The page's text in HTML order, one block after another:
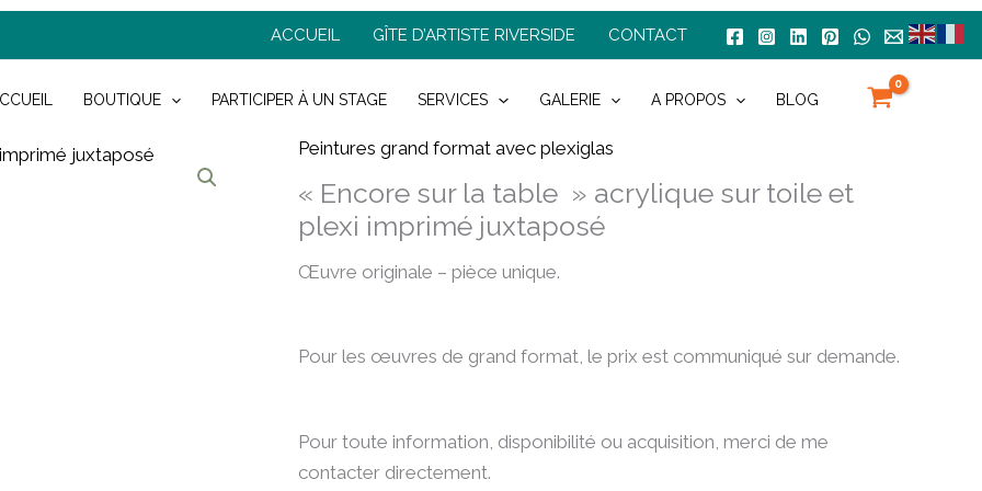
ACCUEIL GÎTE D’ARTISTE RIVERSIDE CONTACT
BOUTIQUE PARTICIPER À UN STAGE SERVICES GALERIE A PROPOS BLOG
Peintures grand format avec plexiglas
« Encore sur la table » acrylique sur toile et
plexi imprimé juxtaposé
Œuvre originale – pièce unique.
Pour les œuvres de grand format, le prix est communiqué sur demande.
Pour toute information, disponibilité ou acquisition, merci de me
contacter directement.